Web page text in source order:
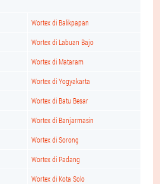
Wortex di Balikpapan
Wortex di Labuan Bajo
Wortex di Mataram
Wortex di Yogyakarta
Wortex di Batu Besar
Wortex di Banjarmasin
Wortex di Sorong
Wortex di Padang
Wortex di Kota Solo